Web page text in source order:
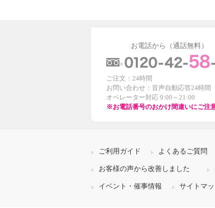
お電話から（通話無料）
ご注文：24時間
お問い合わせ：音声自動応答24時間
オペレーター対応 9:00～21:00
※お電話番号のおかけ間違いにご注
ご利用ガイド よくあるご質問
お客様の声から改善しました
イベント・催事情報 サイトマ